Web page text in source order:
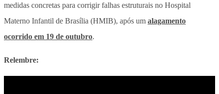
medidas concretas para corrigir falhas estruturais no Hospital
Materno Infantil de Brasília (HMIB), após um alagamento
ocorrido em 19 de outubro.
Relembre: